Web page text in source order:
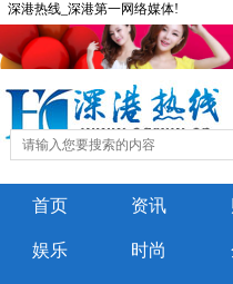
深港热线_深港第一网络媒体!
首页 资讯
娱乐 时尚